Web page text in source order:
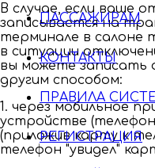
ПАССАЖИРАМ
КОНТАКТЫ
ПРАВИЛА
РЕГИСТРАЦИЯ
В случае, если ваше
записывается на
терминале в салоне
в ситуации
вы можете записать
другим способом:
1. через мобильное
устройстве
(приложив карту к
телефон "увидел"